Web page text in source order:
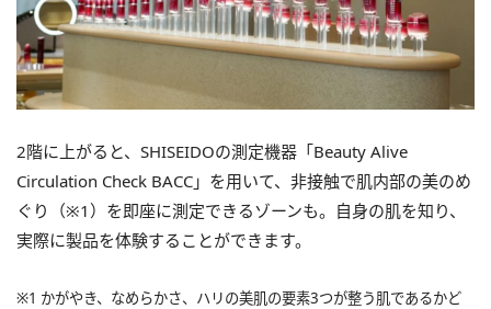
2階に上がると、SHISEIDOの測定機器「Beauty Alive
Circulation Check BACC」を用いて、非接触で肌内部の美のめ
ぐり（※1）を即座に測定できるゾーンも。自身の肌を知り、
実際に製品を体験することができます。
※1 かがやき、なめらかさ、ハリの美肌の要素3つが整う肌であるかど